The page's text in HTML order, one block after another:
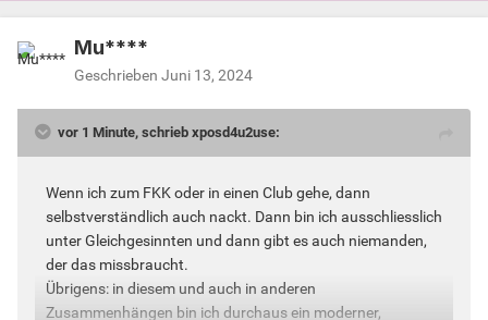
Mu****
Geschrieben Juni 13, 2024
vor 1 Minute, schrieb xposd4u2use:
Wenn ich zum FKK oder in einen Club gehe, dann
selbstverständlich auch nackt. Dann bin ich ausschliesslich
unter Gleichgesinnten und dann gibt es auch niemanden,
der das missbraucht.
Übrigens: in diesem und auch in anderen
Zusammenhängen bin ich durchaus ein moderner,